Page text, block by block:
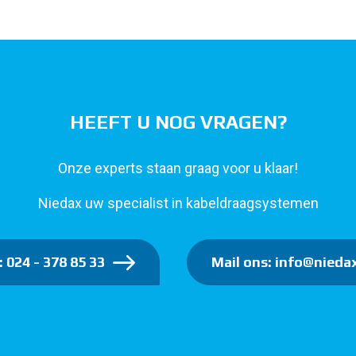
HEEFT U NOG VRAGEN?
Onze experts staan graag voor u klaar!
Niedax uw specialist in kabeldraagsystemen
024 - 378 85 33 Mail ons: